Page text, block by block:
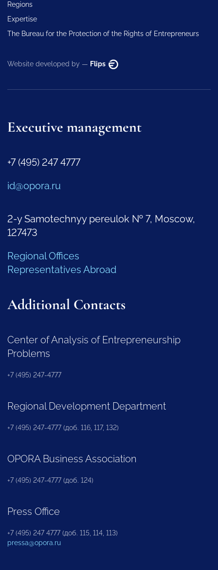
Regions
Expertise
The Bureau for the Protection of the Rights of Entrepreneurs
Website developed by — Flips
Executive management
+7 (495) 247 4777
id@opora.ru
2-y Samotechnyy pereulok № 7, Moscow,
127473
Regional Offices
Representatives Abroad
Additional Contacts
Center of Analysis of Entrepreneurship
Problems
+7 (495) 247-4777
Regional Development Department
+7 (495) 247-4777 (доб. 116, 117, 132)
OPORA Business Association
+7 (495) 247-4777 (доб. 124)
Press Office
+7 (495) 247 4777 (доб. 115, 114, 113)
pressa@opora.ru